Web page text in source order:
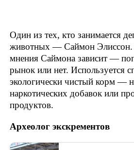
Один из тех, кто занимается
животных — Саймон
мнения Саймона зависит —
рынок или нет. Используется
экологически чистый корм —
наркотических добавок или
продуктов.
Археолог экскрементов